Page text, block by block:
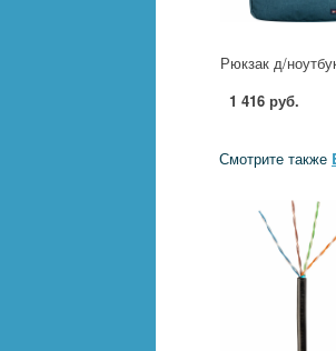
1 416 руб.
Смотрите также